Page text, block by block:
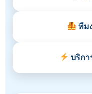
ทีม
บริกา